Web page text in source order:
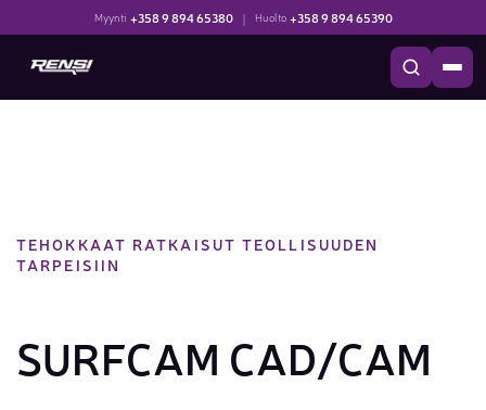
Myynti +358 9 894 65380 | Huolto +358 9 894 65390
TEHOKKAAT RATKAISUT TEOLLISUUDEN
TARPEISIIN
SURFCAM CAD/CAM